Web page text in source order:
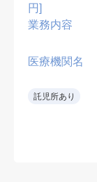
円]
業務内容
医療機関名
託児所あり